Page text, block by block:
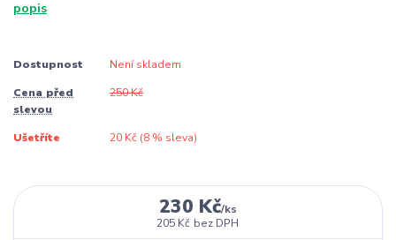
popis
Dostupnost Není skladem
Cena před
slevou
250 Kč
Ušetříte 20 Kč (8% sleva)
230 Kč/ks
205 Kč bez DPH